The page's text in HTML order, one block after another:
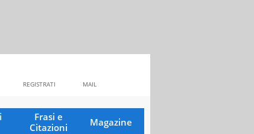
MAIL
REGISTRATI
Frasi e
Citazioni
Magazine